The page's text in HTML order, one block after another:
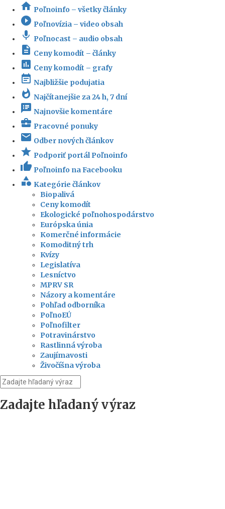
home Poľnoinfo – všetky články
play_circle_filled Poľnovízia – video obsah
mic Poľnocast – audio obsah
description Ceny komodít – články
insert_chart Ceny komodít – grafy
event_note Najbližšie podujatia
whatshot Najčítanejšie za 24 h, 7 dní
speaker_notes Najnovšie komentáre
business_center Pracovné ponuky
email Odber nových článkov
star Podporiť portál Poľnoinfo
thumb_up Poľnoinfo na Facebooku
category Kategórie článkov
Biopalivá
Ceny komodít
Ekologické poľnohospodárstvo
Európska únia
Komerčné informácie
Komoditný trh
Kvízy
Legislatíva
Lesníctvo
MPRV SR
Názory a komentáre
Pohľad odborníka
PoľnoEÚ
Poľnofilter
Potravinárstvo
Rastlinná výroba
Zaujímavosti
Živočíšna výroba
Zadajte hľadaný výraz